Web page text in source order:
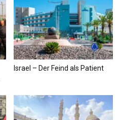
Israel – Der Feind als Patient